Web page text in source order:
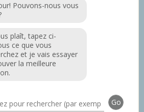
Pouvons-nous vous
plaît, tapez ci-
ce que vous
et je vais essayer
la meilleure
Go